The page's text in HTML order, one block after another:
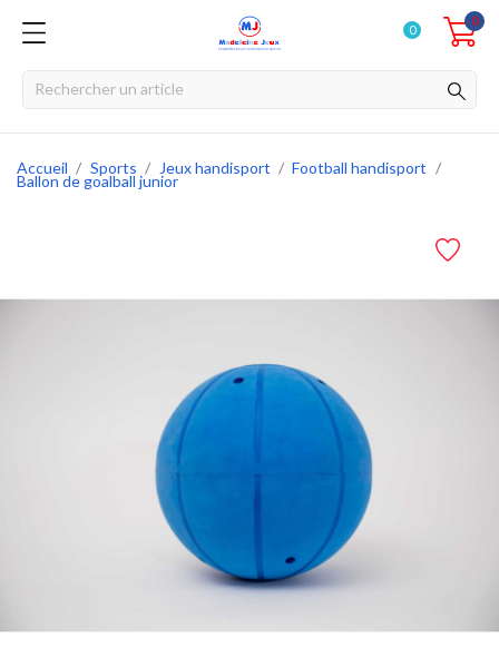
0
0
Accueil Sports Jeux handisport Football handisport
Ballon de goalball junior